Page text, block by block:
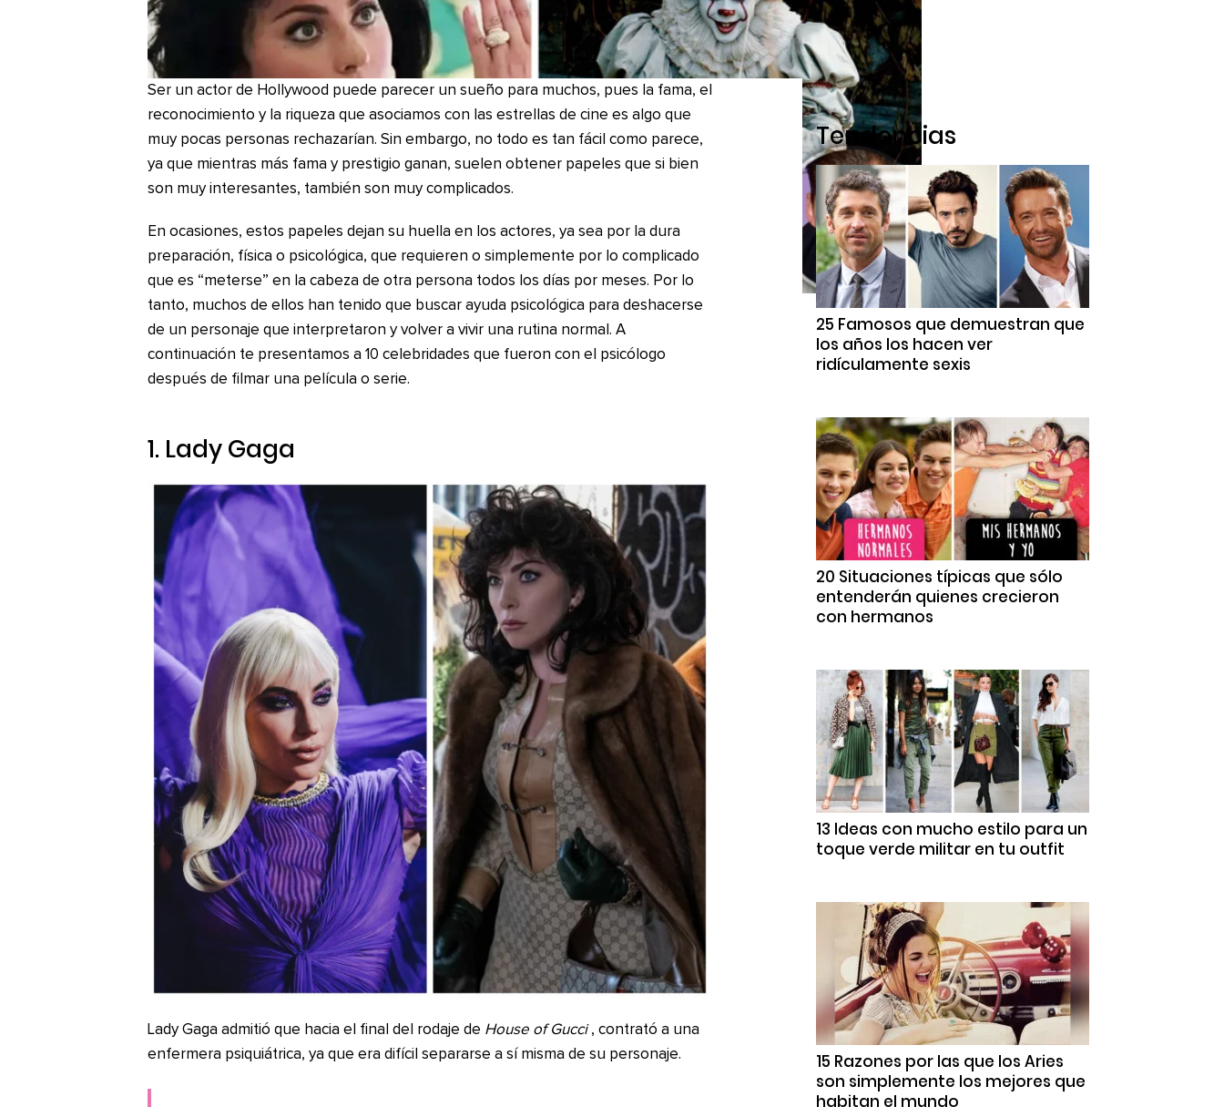
Ser un actor de Hollywood puede parecer un sueño para muchos, pues la fama, el
reconocimiento y la riqueza que asociamos con las estrellas de cine es algo que
muy pocas personas rechazarían. Sin embargo, no todo es tan fácil como parece,
ya que mientras más fama y prestigio ganan, suelen obtener papeles que si bien
son muy interesantes, también son muy complicados.
En ocasiones, estos papeles dejan su huella en los actores, ya sea por la dura
preparación, física o psicológica, que requieren o simplemente por lo complicado
que es “meterse” en la cabeza de otra persona todos los días por meses. Por lo
tanto, muchos de ellos han tenido que buscar ayuda psicológica para deshacerse
de un personaje que interpretaron y volver a vivir una rutina normal. A
continuación te presentamos a 10 celebridades que fueron con el psicólogo
después de filmar una película o serie.
1. Lady Gaga
Lady Gaga admitió que hacia el final del rodaje de House of Gucci , contrató a una
enfermera psiquiátrica, ya que era difícil separarse a sí misma de su personaje.
Tendencias
25 Famosos que demuestran que
los años los hacen ver
ridículamente sexis
20 Situaciones típicas que sólo
entenderán quienes crecieron
con hermanos
13 Ideas con mucho estilo para un
toque verde militar en tu outfit
15 Razones por las que los Aries
son simplemente los mejores que
habitan el mundo